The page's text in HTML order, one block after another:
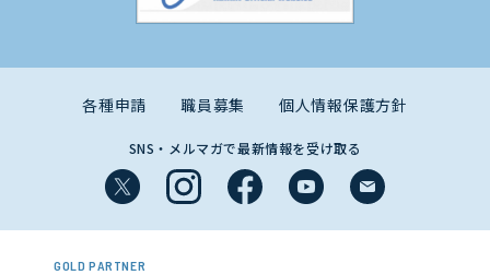
各種申請 職員募集 個人情報保護方針
SNS・メルマガで最新情報を受け取る
GOLD PARTNER